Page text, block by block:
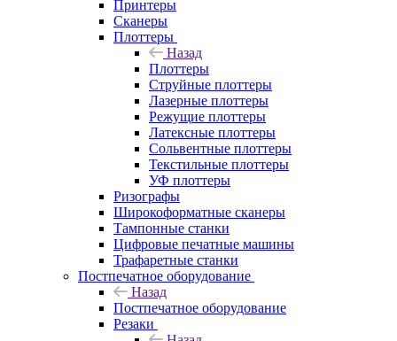
Принтеры
Сканеры
Плоттеры
Назад
Плоттеры
Струйные плоттеры
Лазерные плоттеры
Режущие плоттеры
Латексные плоттеры
Сольвентные плоттеры
Текстильные плоттеры
УФ плоттеры
Ризографы
Широкоформатные сканеры
Тампонные станки
Цифровые печатные машины
Трафаретные станки
Постпечатное оборудование
Назад
Постпечатное оборудование
Резаки